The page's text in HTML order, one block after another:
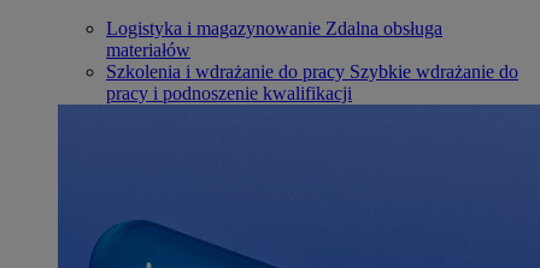
Logistyka i magazynowanie Zdalna obsługa
materiałów
Szkolenia i wdrażanie do pracy Szybkie wdrażanie do
pracy i podnoszenie kwalifikacji